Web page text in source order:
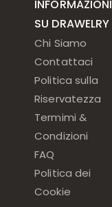
INFORMAZIONI
SU DRAWELRY
Chi Siamo
Contattaci
Politica sulla
Riservatezza
Termimi &
Condizioni
FAQ
Politica dei
Cookie